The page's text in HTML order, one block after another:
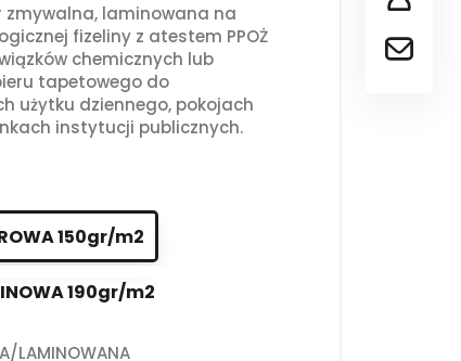
laminowana na
fizeliny z atestem PPOŻ
chemicznych lub
tapetowego do
użytku dziennego, pokojach
instytucji publicznych.
150gr/m2
190gr/m2
LAMINOWANA